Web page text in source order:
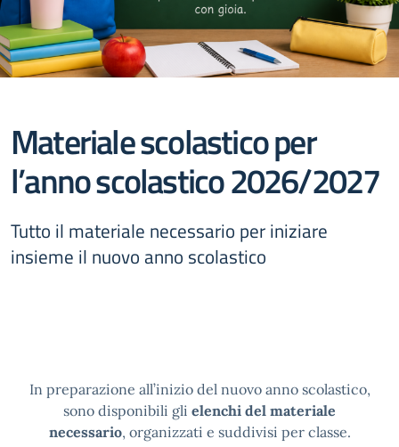
Materiale scolastico per
l’anno scolastico 2026/2027
Tutto il materiale necessario per iniziare
insieme il nuovo anno scolastico
In preparazione all’inizio del nuovo anno scolastico,
sono disponibili gli elenchi del materiale
necessario, organizzati e suddivisi per classe.